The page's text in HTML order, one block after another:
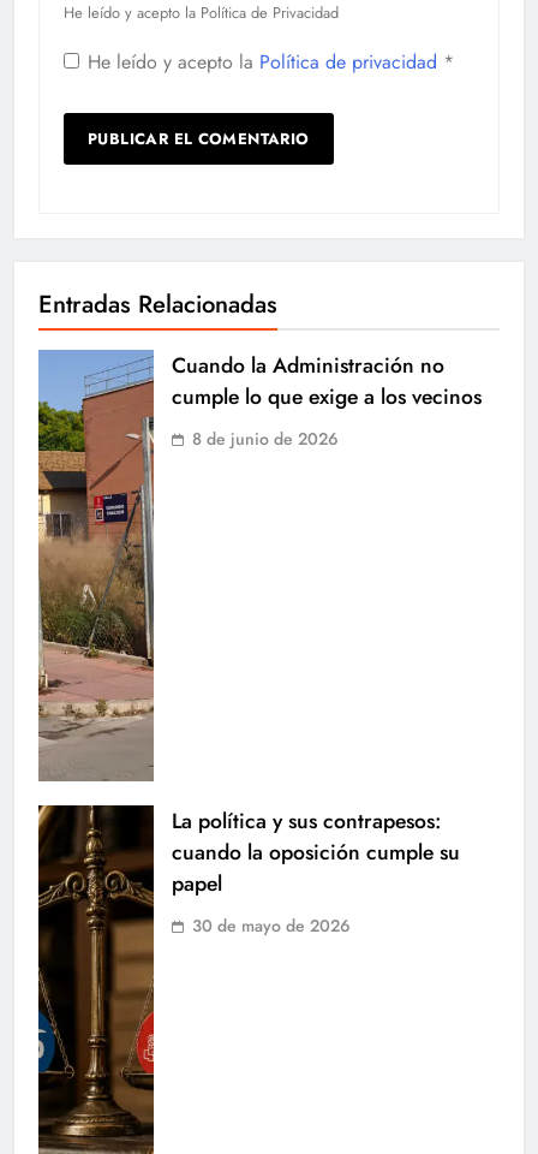
He leído y acepto la Política de Privacidad
He leído y acepto la Política de privacidad *
Entradas Relacionadas
Cuando la Administración no
cumple lo que exige a los vecinos
8 de junio de 2026
La política y sus contrapesos:
cuando la oposición cumple su
papel
30 de mayo de 2026